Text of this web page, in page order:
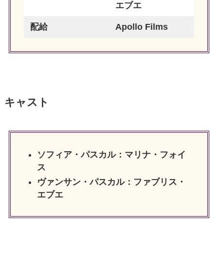
エブエ
配給 Apollo Films
キャスト
ソフィア・パスカル：マリナ・フォイ
ス
ヴァンサン・パスカル：ファブリス・
エブエ